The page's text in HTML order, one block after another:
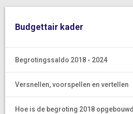
Budgettair kader
Begrotingssaldo 2018 - 2024
Versnellen, voorspellen en vertellen
Hoe is de begroting 2018 opgebouwd